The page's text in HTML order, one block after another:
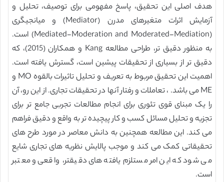
هدف اصلی این تحقیق، پاسخ مفهومی برای توصیف، تحلیل و
آزمایش اثرات متغیرهای مدرن (Mediator) و میانجیگری
(Mediated-Moderation and Moderated-Mediation) است.
به منظور دقیق تر، طراحی مطالعه Kang و همکاران (2015)، که
دقیق تر از بسیاری از تحقیقات پیشین است، گسترش یافته است.
اهمیت این تحقیق مربوط به تعریف و تحلیل تاثیرات بالقوه MO و
ME می باشد. ، تعاملات و رفتار آنها در تحقیقات تجاری. از این رو، آن
را یک مبنای قوی تئوری برای انجام مطالعات تجربی جامع تر برای
تجزیه و تحلیل مسائل کسب و کار پیچیده تر به واقع و دقیق فراهم
می کند. این مطالعه همچنین به دانش معاصر در مورد طرح های
تحقیقاتی کمک می کند و موجب پالایش نظریه های تجاری شایع
می شود که این امر مستلزم یافته های دقیقتر، واقعی و معتبر
است.